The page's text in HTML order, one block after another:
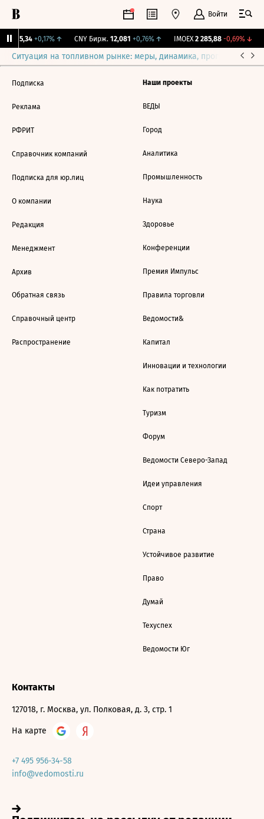
Войти
115,34 +0,17%↑ CNY Бирж. 12,081 +0,76%↑ IMOEX 2 285,88 -0,69%↓
Ситуация на топливном рынке: меры, динамика, прогнозы
Подписка
Реклама
РФРИТ
Справочник компаний
Подписка для юр.лиц
О компании
Редакция
Менеджмент
Архив
Обратная связь
Справочный центр
Распространение
Наши проекты
ВЕДЫ
Город
Аналитика
Промышленность
Наука
Здоровье
Конференции
Премия Импульс
Правила торговли
Ведомости&
Капитал
Инновации и технологии
Как потратить
Туризм
Форум
Ведомости Северо-Запад
Идеи управления
Спорт
Страна
Устойчивое развитие
Право
Думай
Техуспех
Ведомости Юг
Контакты
127018, г. Москва, ул. Полковая, д. 3, стр. 1
На карте
+7 495 956-34-58
info@vedomosti.ru